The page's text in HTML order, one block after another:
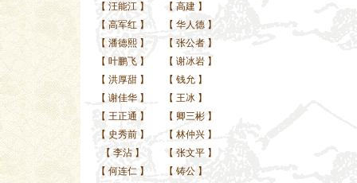
【 汪能江】 【 高建 】
【 高军红 】 【 华人德 】
【 潘德熙】 【 张公者 】
【 叶鹏飞】 【 谢冰岩 】
【 洪厚甜】 【 钱允 】
【 谢佳华】 【 王冰 】
【 王正通 】 【 卿三彬 】
【 史秀前】 【 林仲兴 】
【 李沾】 【 张文平 】
【 何连仁】 【 铸公 】